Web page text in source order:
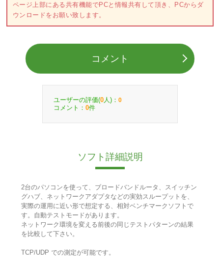
ページ上部にある共有機能でPCと情報共有して頂き、PCからダ
ウンロードをお願い致します。
コメント
ユーザーの評価(0 人)： 0
コメント： 0件
ソフト詳細説明
2台のパソコンを使って、ブロードバンドルータ、スイッチン
グハブ、ネットワークアダプタなどの実効スループットを、
実際の運用に近い形で想定する、相対ベンチマークソフトで
す。自動テストモードがあります。
ネットワーク環境を変える前後の同じテストパターンの結果
を比較して下さい。
TCP/UDP での測定が可能です。